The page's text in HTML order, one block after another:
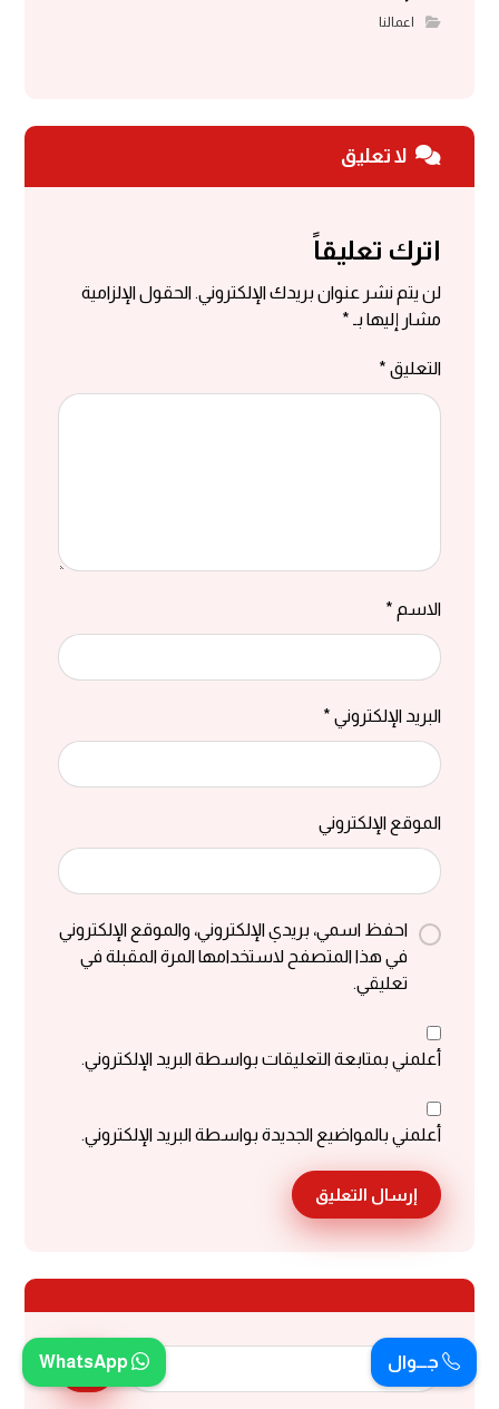
اعمالنا
لا تعليق
اترك تعليقاً
لن يتم نشر عنوان بريدك الإلكتروني. الحقول الإلزامية
مشار إليها بـ *
التعليق *
الاسم *
البريد الإلكتروني *
الموقع الإلكتروني
احفظ اسمي، بريدي الإلكتروني، والموقع الإلكتروني
في هذا المتصفح لاستخدامها المرة المقبلة في
تعليقي.
أعلمني بمتابعة التعليقات بواسطة البريد الإلكتروني.
أعلمني بالمواضيع الجديدة بواسطة البريد الإلكتروني.
إرسال التعليق
بحث جـــوال